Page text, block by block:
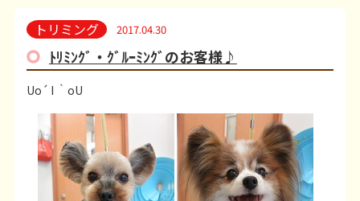
トリミング 2017.04.30
ﾄﾘﾐﾝｸﾞ・ｸﾞﾙｰﾐﾝｸﾞのお客様♪
Uo´ I ｀oU